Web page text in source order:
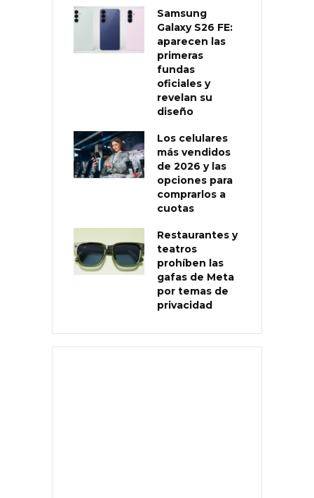
Samsung
Galaxy S26 FE:
aparecen las
primeras
fundas
oficiales y
revelan su
diseño
Los celulares
más vendidos
de 2026 y las
opciones para
comprarlos a
cuotas
Restaurantes y
teatros
prohíben las
gafas de Meta
por temas de
privacidad